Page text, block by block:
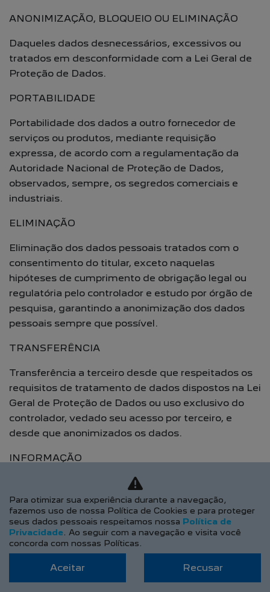
ANONIMIZAÇÃO, BLOQUEIO OU ELIMINAÇÃO
Daqueles dados desnecessários, excessivos ou
tratados em desconformidade com a Lei Geral de
Proteção de Dados.
PORTABILIDADE
Portabilidade dos dados a outro fornecedor de
serviços ou produtos, mediante requisição
expressa, de acordo com a regulamentação da
Autoridade Nacional de Proteção de Dados,
observados, sempre, os segredos comerciais e
industriais.
ELIMINAÇÃO
Eliminação dos dados pessoais tratados com o
consentimento do titular, exceto naquelas
hipóteses de cumprimento de obrigação legal ou
regulatória pelo controlador e estudo por órgão de
pesquisa, garantindo a anonimização dos dados
pessoais sempre que possível.
TRANSFERÊNCIA
Transferência a terceiro desde que respeitados os
requisitos de tratamento de dados dispostos na Lei
Geral de Proteção de Dados ou uso exclusivo do
controlador, vedado seu acesso por terceiro, e
desde que anonimizados os dados.
INFORMAÇÃO
Informação das entidades públicas e privadas com
as quais o controlador realizou uso compartilhado
de dados. Informação sobre a possibilidade de não
fornecer consentimento e sobre as consequências
da negativa.
REVOGAÇÃO DE CONSENTIMENTO
Para otimizar sua experiência durante a navegação,
fazemos uso de nossa Política de Cookies e para proteger
seus dados pessoais respeitamos nossa Política de
Privacidade . Ao seguir com a navegação e visita você
concorda com nossas Políticas.
Aceitar Recusar